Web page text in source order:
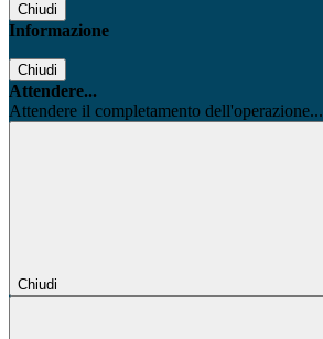
Chiudi
Informazione
Chiudi
Attendere...
Attendere il completamento dell'operazione...
Chiudi